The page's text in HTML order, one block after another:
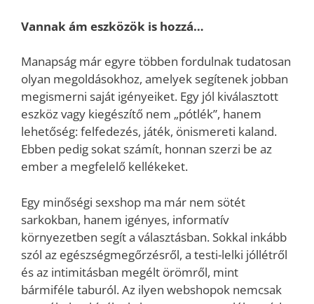
Vannak ám eszközök is hozzá…
Manapság már egyre többen fordulnak tudatosan
olyan megoldásokhoz, amelyek segítenek jobban
megismerni saját igényeiket. Egy jól kiválasztott
eszköz vagy kiegészítő nem „pótlék”, hanem
lehetőség: felfedezés, játék, önismereti kaland.
Ebben pedig sokat számít, honnan szerzi be az
ember a megfelelő kellékeket.
Egy minőségi sexshop ma már nem sötét
sarkokban, hanem igényes, informatív
környezetben segít a választásban. Sokkal inkább
szól az egészségmegőrzésről, a testi-lelki jóllétről
és az intimitásban megélt örömről, mint
bármiféle taburól. Az ilyen webshopok nemcsak